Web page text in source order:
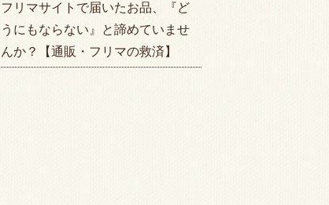
フリマサイトで届いたお品、『ど
うにもならない』と諦めていませ
んか？【通販・フリマの救済】